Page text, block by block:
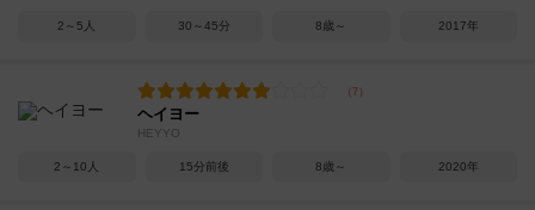
2～5人 30～45分 8歳～ 2017年
ヘイヨー
HEYYO
2～10人 15分前後 8歳～ 2020年